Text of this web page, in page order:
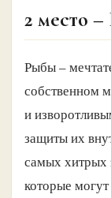
2 место
Рыбы –
собственном
и
защиты их
самых хитрых
которые